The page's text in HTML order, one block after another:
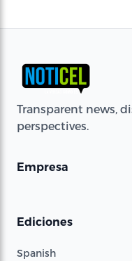
Transparent news,
perspectives.
Empresa
Ediciones
Spanish